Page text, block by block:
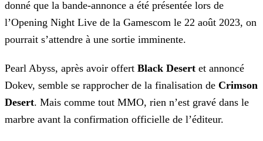
donné que la bande-annonce a été présentée lors de
l’Opening Night Live de la Gamescom le 22 août 2023, on
pourrait s’attendre à une sortie imminente.
Pearl Abyss, après avoir offert Black Desert et annoncé
Dokev, semble se rapprocher de la finalisation de Crimson
Desert. Mais comme tout MMO, rien n’est gravé dans le
marbre avant la confirmation officielle de l’éditeur.